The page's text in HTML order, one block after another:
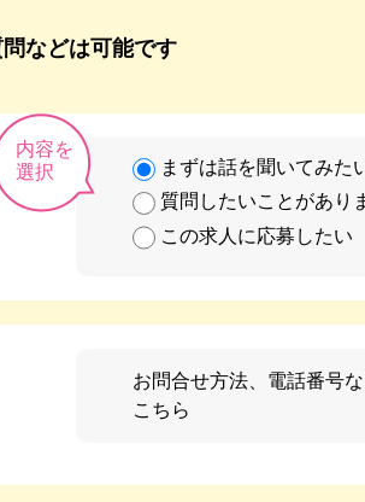
などは可能です
内容を
選択
まずは話を聞いてみた
質問したいことがあり
この求人に応募したい
お問合せ方法、電話番号
こちら